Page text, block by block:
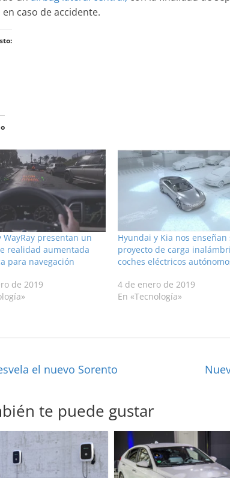
caso de accidente.
WayRay presentan un
realidad aumentada
para navegación
de 2019
Hyundai y Kia nos enseñan
proyecto de carga
coches eléctricos
4 de enero de 2019
En «Tecnología»
el nuevo Sorento
te puede gustar